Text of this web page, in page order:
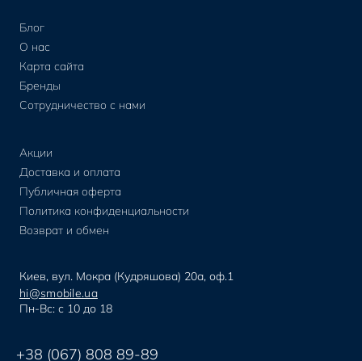
Блог
О нас
Карта сайта
Бренды
Сотрудничество с нами
Акции
Доставка и оплата
Публичная оферта
Политика конфиденциальности
Возврат и обмен
Киев, вул. Мокра (Кудряшова) 20а, оф.1
hi@smobile.ua
Пн-Вс: с 10 до 18
+38 (067) 808 89-89